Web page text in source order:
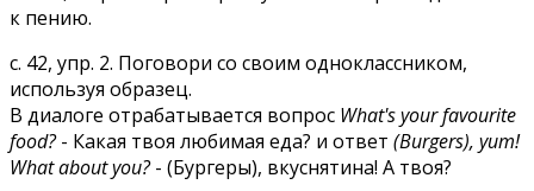
к пению.
с. 42, упр. 2. Поговори со своим одноклассником,
используя образец.
В диалоге отрабатывается вопрос What's your favourite
food?- Какая твоя любимая еда? и ответ (Burgers), yum!
What about you?- (Бургеры), вкуснятина! А твоя?